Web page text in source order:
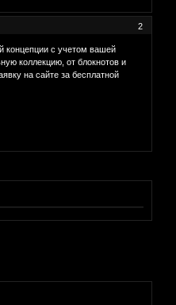
2
концепции с учетом вашей
коллекцию, от блокнотов и
на сайте за бесплатной